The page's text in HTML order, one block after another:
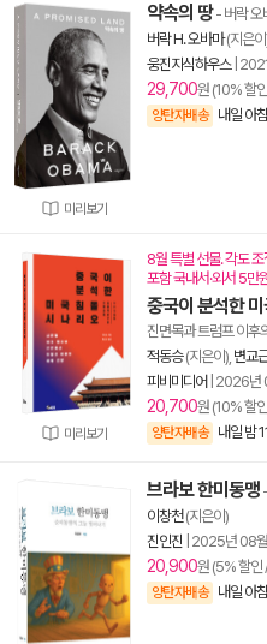
미리보기
약속의 땅- 버락 오
버락 H. 오바마(지은이
웅진지식하우스|
29,700원 (10% 할
양탄자배송 내일 아
미리보기
8월 특별 선물. 각도
포함 국내서·외서 5만
중국이 분석한
진면목과 트럼프 이후
적동승(지은이), 변교
피비미디어 2026년
20,700원 (10% 할
양탄자배송 내일 밤
브라보 한미동맹
이창천(지은이)
진인진 2025년 08월
20,900원 (5% 할
양탄자배송 내일 아